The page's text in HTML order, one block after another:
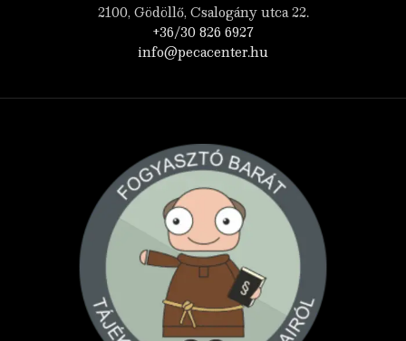
2100, Gödöllő, Csalogány utca 22.
+36/30 826 6927
info@pecacenter.hu